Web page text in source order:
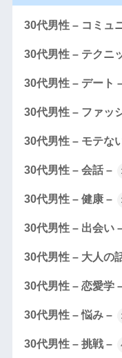
30代男性 – コミュ
30代男性 – テクニ
30代男性 – デート
30代男性 – ファッ
30代男性 – モテな
30代男性 – 会話 –
30代男性 – 健康 –
30代男性 – 出会い
30代男性 – 大人の
30代男性 – 恋愛学
30代男性 – 悩み –
30代男性 – 挑戦 –